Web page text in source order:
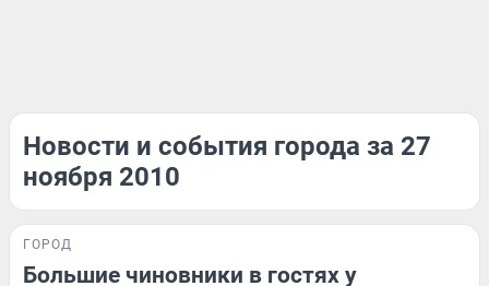
Новости и события города за 27
ноября 2010
ГОРОД
Большие чиновники в гостях у